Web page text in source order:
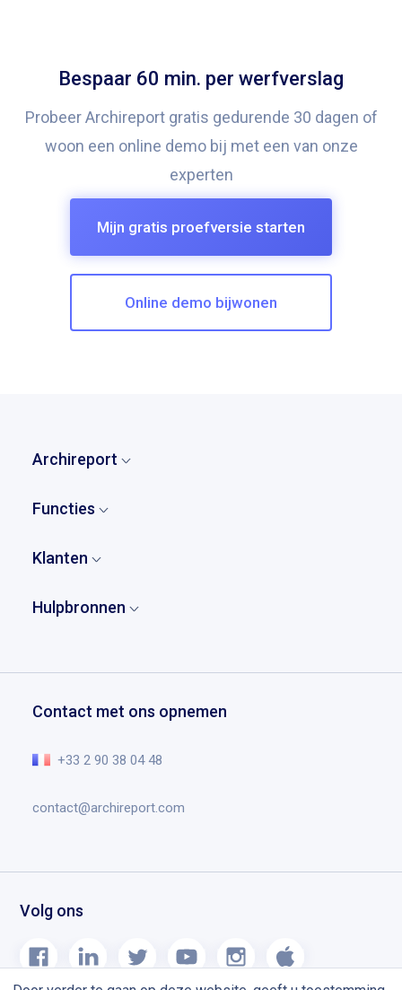
Bespaar 60 min. per werfverslag
Probeer Archireport gratis gedurende 30 dagen of
woon een online demo bij met een van onze
experten
Mijn gratis proefversie starten
Online demo bijwonen
Archireport
Ons verhaal
Partners
Functies
Verslagen
Planning chantier
Klanten
Studentenaanbod
Hulpbronnen
Vraag een demo
Blog
Contact met ons opnemen
+33 2 90 38 04 48
contact@archireport.com
Volg ons